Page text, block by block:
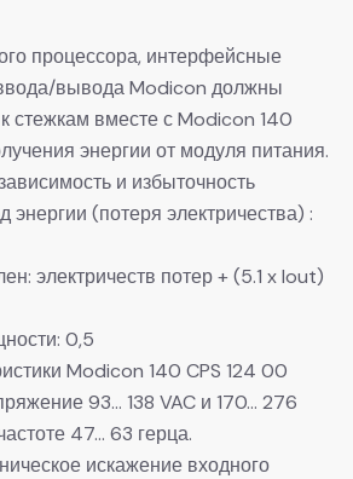
процессора, интерфейсные
вывода Modicon должны
стежкам вместе с Modicon 140
энергии от модуля питания.
и избыточность
энергии (потеря электричества) :
электричеств потер + (5.1 x Iout)
0,5
Modicon 140 CPS 124 00
93… 138 VAC и 170… 276
47… 63 герца.
искажение входного